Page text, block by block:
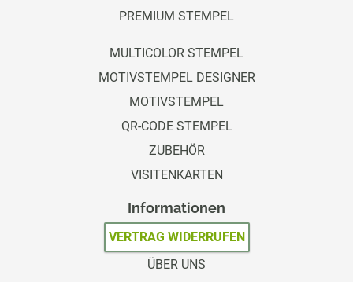
PREMIUM STEMPEL
MULTICOLOR STEMPEL
MOTIVSTEMPEL DESIGNER
MOTIVSTEMPEL
QR-CODE STEMPEL
ZUBEHÖR
VISITENKARTEN
Informationen
VERTRAG WIDERRUFEN
ÜBER UNS